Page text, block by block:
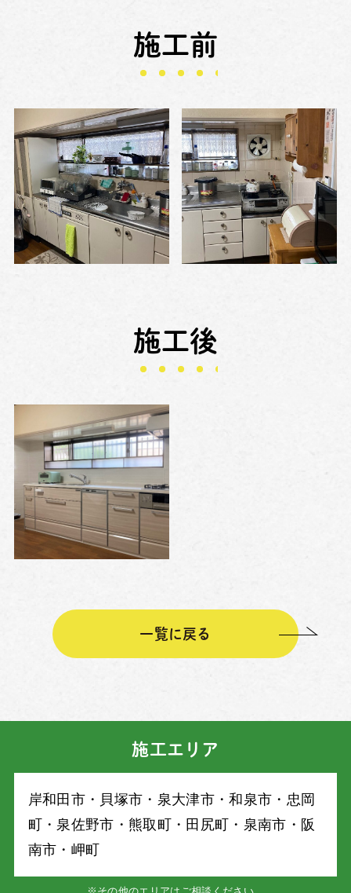
施工前
施工後
一覧に戻る
施工エリア
岸和⽥市・⾙塚市・泉⼤津市・和泉市・忠岡
町・泉佐野市・熊取町・⽥尻町・泉南市・阪
南市・岬町